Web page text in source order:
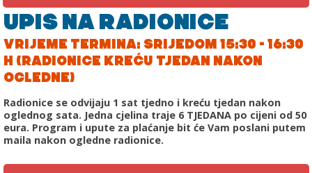
UPIS NA RADIONICE
VRIJEME TERMINA: SRIJEDOM 15:30 - 16:30
H (RADIONICE KREĆU TJEDAN NAKON
OGLEDNE)
Radionice se odvijaju 1 sat tjedno i kreću tjedan nakon
oglednog sata. Jedna cjelina traje 6 TJEDANA po cijeni od 50
eura. Program i upute za plaćanje bit će Vam poslani putem
maila nakon ogledne radionice.